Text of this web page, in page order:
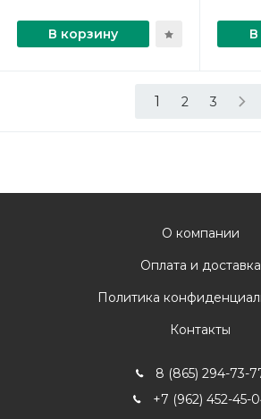
В корзину В
1 2 3
О компании
Оплата и доставка
Политика
Контакты
8 (865) 294-73-
+7 (962) 452-45-